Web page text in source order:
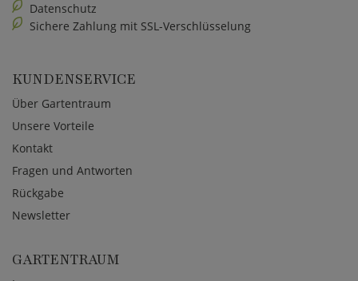
Datenschutz
Sichere Zahlung mit SSL-Verschlüsselung
KUNDENSERVICE
Über Gartentraum
Unsere Vorteile
Kontakt
Fragen und Antworten
Rückgabe
Newsletter
GARTENTRAUM